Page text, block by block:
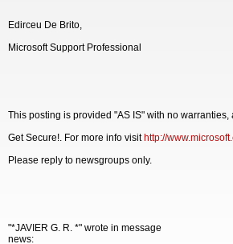
Edirceu De Brito,
Microsoft Support Professional
This posting is provided "AS IS" with no warranties,
Get Secure!. For more info visit http://
Please reply to newsgroups only.
"*JAVIER G. R. *" wrote in message
news: